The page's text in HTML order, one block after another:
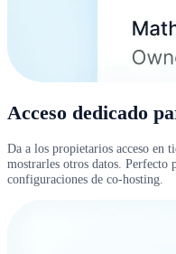
Acceso dedicado
Da a los propietarios acceso en
mostrarles otros datos.
configuraciones de co-hosting.